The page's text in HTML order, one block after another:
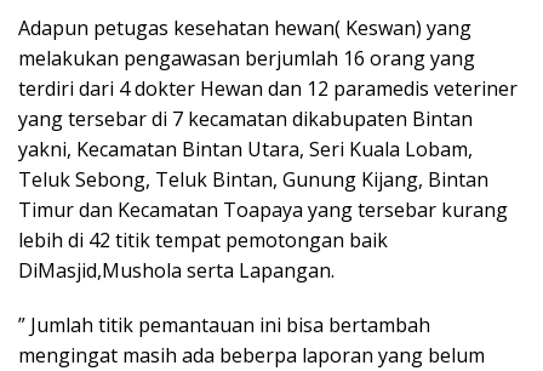
Adapun petugas kesehatan hewan( Keswan) yang
melakukan pengawasan berjumlah 16 orang yang
terdiri dari 4 dokter Hewan dan 12 paramedis veteriner
yang tersebar di 7 kecamatan dikabupaten Bintan
yakni, Kecamatan Bintan Utara, Seri Kuala Lobam,
Teluk Sebong, Teluk Bintan, Gunung Kijang, Bintan
Timur dan Kecamatan Toapaya yang tersebar kurang
lebih di 42 titik tempat pemotongan baik
DiMasjid,Mushola serta Lapangan.
” Jumlah titik pemantauan ini bisa bertambah
mengingat masih ada beberpa laporan yang belum